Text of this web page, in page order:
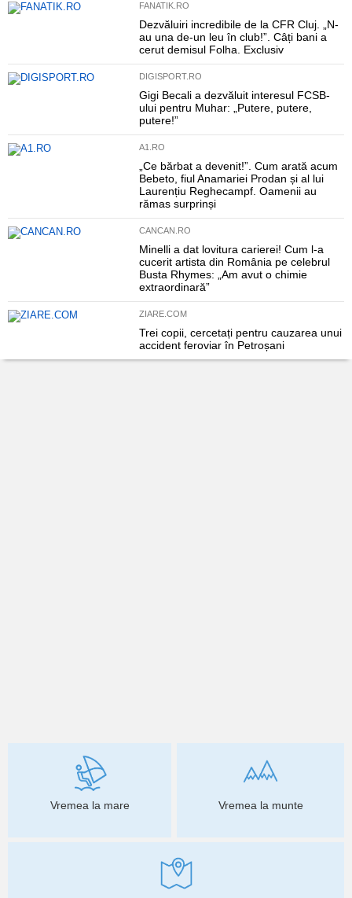
FANATIK.RO
Dezvăluiri incredibile de la CFR Cluj. „N-
au una de-un leu în club!”. Câți bani a
cerut demisul Folha. Exclusiv
DIGISPORT.RO
Gigi Becali a dezvăluit interesul FCSB-
ului pentru Muhar: „Putere, putere,
putere!”
A1.RO
„Ce bărbat a devenit!”. Cum arată acum
Bebeto, fiul Anamariei Prodan și al lui
Laurențiu Reghecampf. Oamenii au
rămas surprinși
CANCAN.RO
Minelli a dat lovitura carierei! Cum l-a
cucerit artista din România pe celebrul
Busta Rhymes: „Am avut o chimie
extraordinară”
ZIARE.COM
Trei copii, cercetați pentru cauzarea unui
accident feroviar în Petroșani
Vremea la mare Vremea la munte